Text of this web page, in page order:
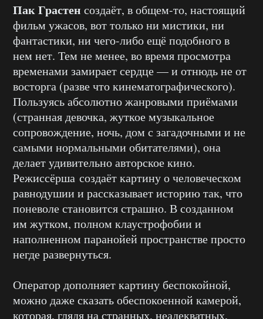
Пак Грастен создаёт, в общем-то, настоящий
фильм ужасов, вот только ни мистики, ни
фантастики, ни чего-либо ещё подобного в
нем нет. Тем не менее, во время просмотра
временами замирает сердце — и отнюдь не от
восторга (разве что кинематографического).
Пользуясь абсолютно жанровыми приёмами
(странная девочка, жуткое музыкальное
сопровождение, ночь, дом с загадочными и не
самыми нормальными обитателями), она
делает удивительно авторское кино.
Режиссёрша создаёт картину о человеческом
равнодушии и рассказывает историю так, что
поневоле становится страшно. В созданном
им жутком, полном клаустрофобии и
наполненном паранойей пространстве просто
негде развернуться.
Оператор дополняет картину беспокойной,
можно даже сказать обеспокоенной камерой,
которая, глядя на странных, неадекватных,